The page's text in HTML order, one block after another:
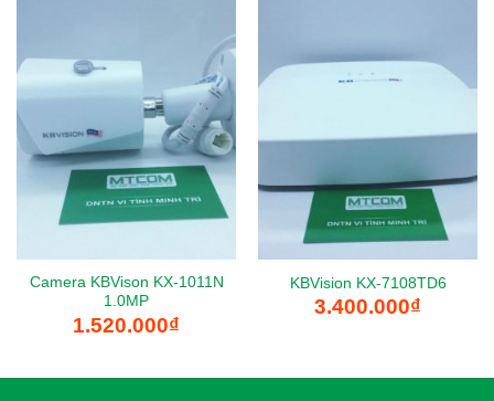
Camera KBVison KX-1011N
1.0MP
1.520.000₫
KBVision KX-7108TD6
3.400.000₫